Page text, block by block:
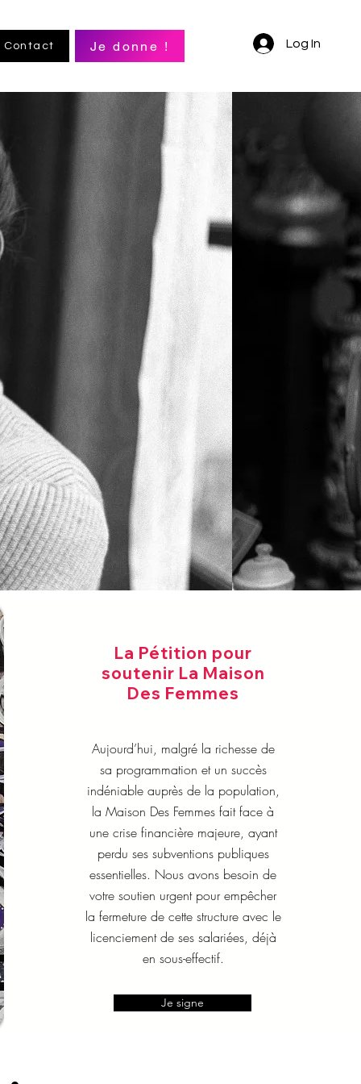
Contact Je donne ! Log In
La Pétition pour
soutenir La Maison
Des Femmes
Aujourd’hui, malgré la richesse de
sa programmation et un succès
indéniable auprès de la population,
la Maison Des Femmes fait face à
une crise financière majeure, ayant
perdu ses subventions publiques
essentielles. Nous avons besoin de
votre soutien urgent pour empêcher
la fermeture de cette structure avec le
licenciement de ses salariées, déjà
en sous-effectif.
Je signe